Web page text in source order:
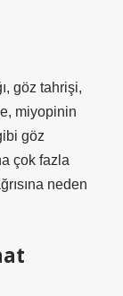
göz tahrişi,
miyopinin
göz
çok fazla
neden